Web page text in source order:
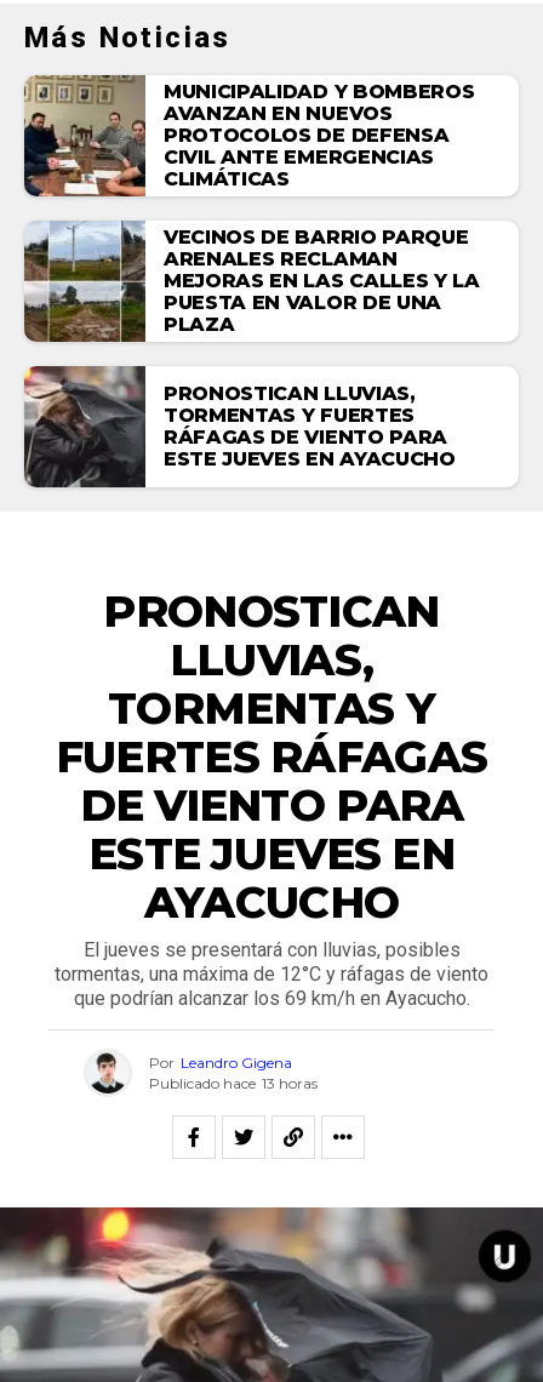
Más Noticias
MUNICIPALIDAD Y BOMBEROS
AVANZAN EN NUEVOS
PROTOCOLOS DE DEFENSA
CIVIL ANTE EMERGENCIAS
CLIMÁTICAS
VECINOS DE BARRIO PARQUE
ARENALES RECLAMAN
MEJORAS EN LAS CALLES Y LA
PUESTA EN VALOR DE UNA
PLAZA
PRONOSTICAN LLUVIAS,
TORMENTAS Y FUERTES
RÁFAGAS DE VIENTO PARA
ESTE JUEVES EN AYACUCHO
PRONOSTICAN
LLUVIAS,
TORMENTAS Y
FUERTES RÁFAGAS
DE VIENTO PARA
ESTE JUEVES EN
AYACUCHO
El jueves se presentará con lluvias, posibles
tormentas, una máxima de 12°C y ráfagas de viento
que podrían alcanzar los 69 km/h en Ayacucho.
Por Leandro Gigena
Publicado hace 13 horas